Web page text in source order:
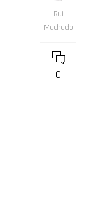
Rui
Machado
0